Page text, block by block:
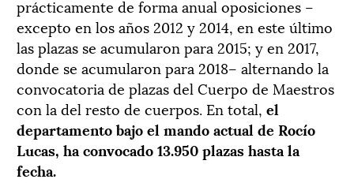
prácticamente de forma anual oposiciones –
excepto en los años 2012 y 2014, en este último
las plazas se acumularon para 2015; y en 2017,
donde se acumularon para 2018– alternando la
convocatoria de plazas del Cuerpo de Maestros
con la del resto de cuerpos. En total, el
departamento bajo el mando actual de Rocío
Lucas, ha convocado 13.950 plazas hasta la
fecha.